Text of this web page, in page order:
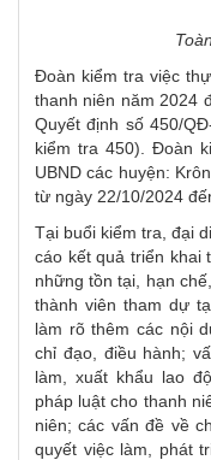
Đoàn kiểm tra việc
thanh niên năm 2024
Quyết định số 450/
kiểm tra 450). Đoàn
UBND các huyện:
từ ngày 22/10/2024
Tại buổi kiểm tra, đại
cáo kết quả triển khai
những tồn tại, hạn
thành viên tham dự
làm rõ thêm các nội
chỉ đạo, điều hành;
làm, xuất khẩu lao
pháp luật cho thanh
niên; các vấn đề về
quyết việc làm, phát